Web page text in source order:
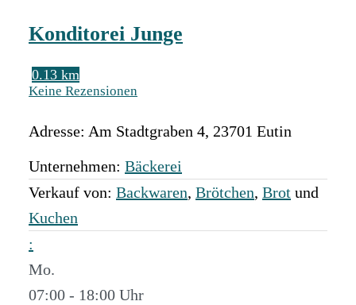
Konditorei Junge
0.13 km
Keine Rezensionen
Adresse: Am Stadtgraben 4, 23701 Eutin
Unternehmen: Bäckerei
Verkauf von: Backwaren, Brötchen, Brot und
Kuchen
:
Mo.
07:00 - 18:00